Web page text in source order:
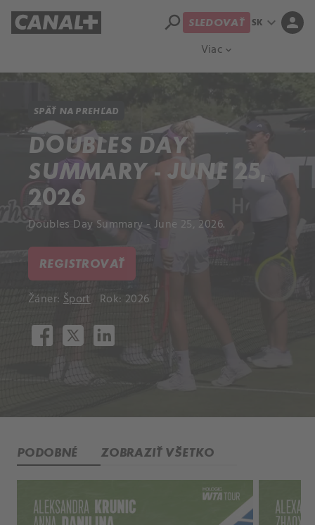
Viac expand_more
search SLEDOVAŤ SK expand_more person
SPÄŤ NA PREHĽAD
DOUBLES DAY
SUMMARY - JUNE 25,
2026
Doubles Day Summary - June 25, 2026.
REGISTROVAŤ
Žáner: Šport Rok: 2026
PODOBNÉ ZOBRAZIŤ VŠETKO